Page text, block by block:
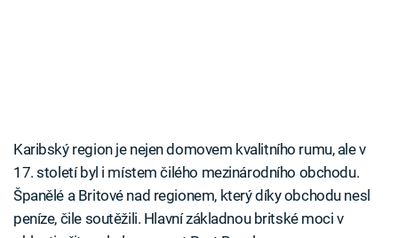
Karibský region je nejen domovem kvalitního rumu, ale v
17. století byl i místem čilého mezinárodního obchodu.
Španělé a Britové nad regionem, který díky obchodu nesl
peníze, čile soutěžili. Hlavní základnou britské moci v